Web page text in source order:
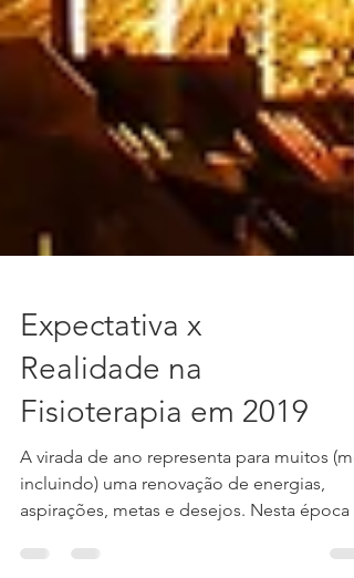
Expectativa x
Realidade na
Fisioterapia em 2019
incluindo) uma renovação de energias,